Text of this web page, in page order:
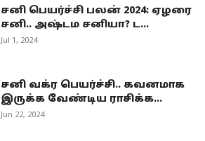
சனி பெயர்ச்சி பலன் 2024: ஏழரை
சனி.. அஷ்டம சனியா? ட...
Jul 1, 2024
சனி வக்ர பெயர்ச்சி.. கவனமாக
இருக்க வேண்டிய ராசிக்க...
Jun 22, 2024